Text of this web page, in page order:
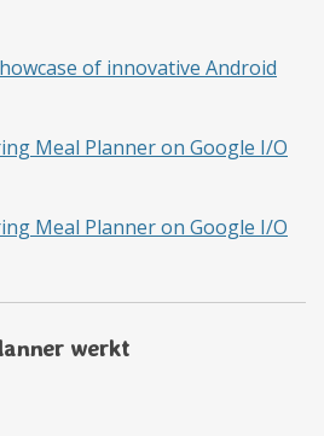
of innovative Android
Meal Planner on Google I/O
Meal Planner on Google I/O
werkt